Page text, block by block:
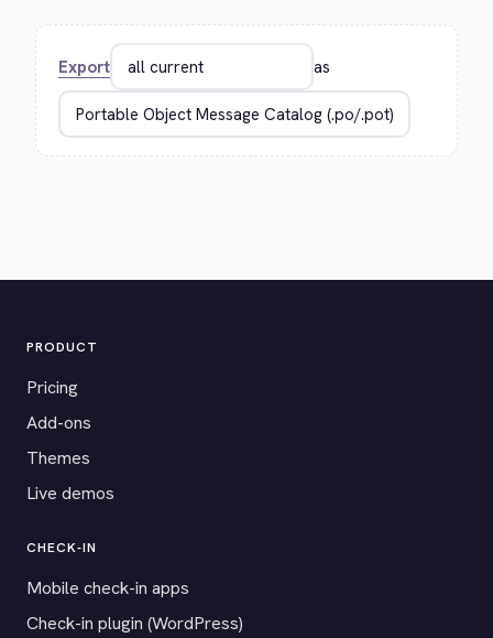
Export as
PRODUCT
Pricing
Add-ons
Themes
Live demos
CHECK-IN
Mobile check-in apps
Check-in plugin (WordPress)